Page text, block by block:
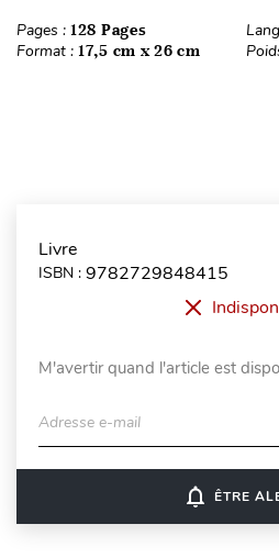
Pages : 128 Pages
Format : 17,5 cm x 26 cm
Livre
ISBN : 9782729848415
M'avertir quand l'article est
Adresse e-mail
notifications_none ÊTRE